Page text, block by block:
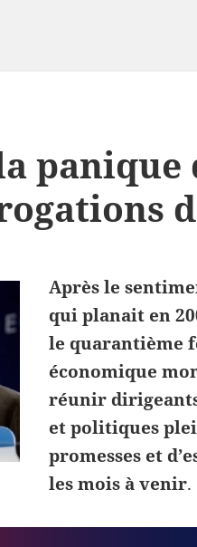
panique
Après le
qui planait en
le quarantième
économique
réunir
et politiques
promesses et
les mois à venir.